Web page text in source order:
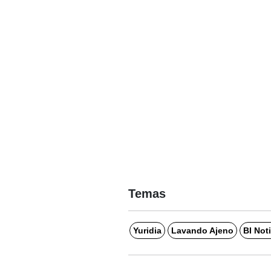
Temas
Yuridia Lavando Ajeno BI